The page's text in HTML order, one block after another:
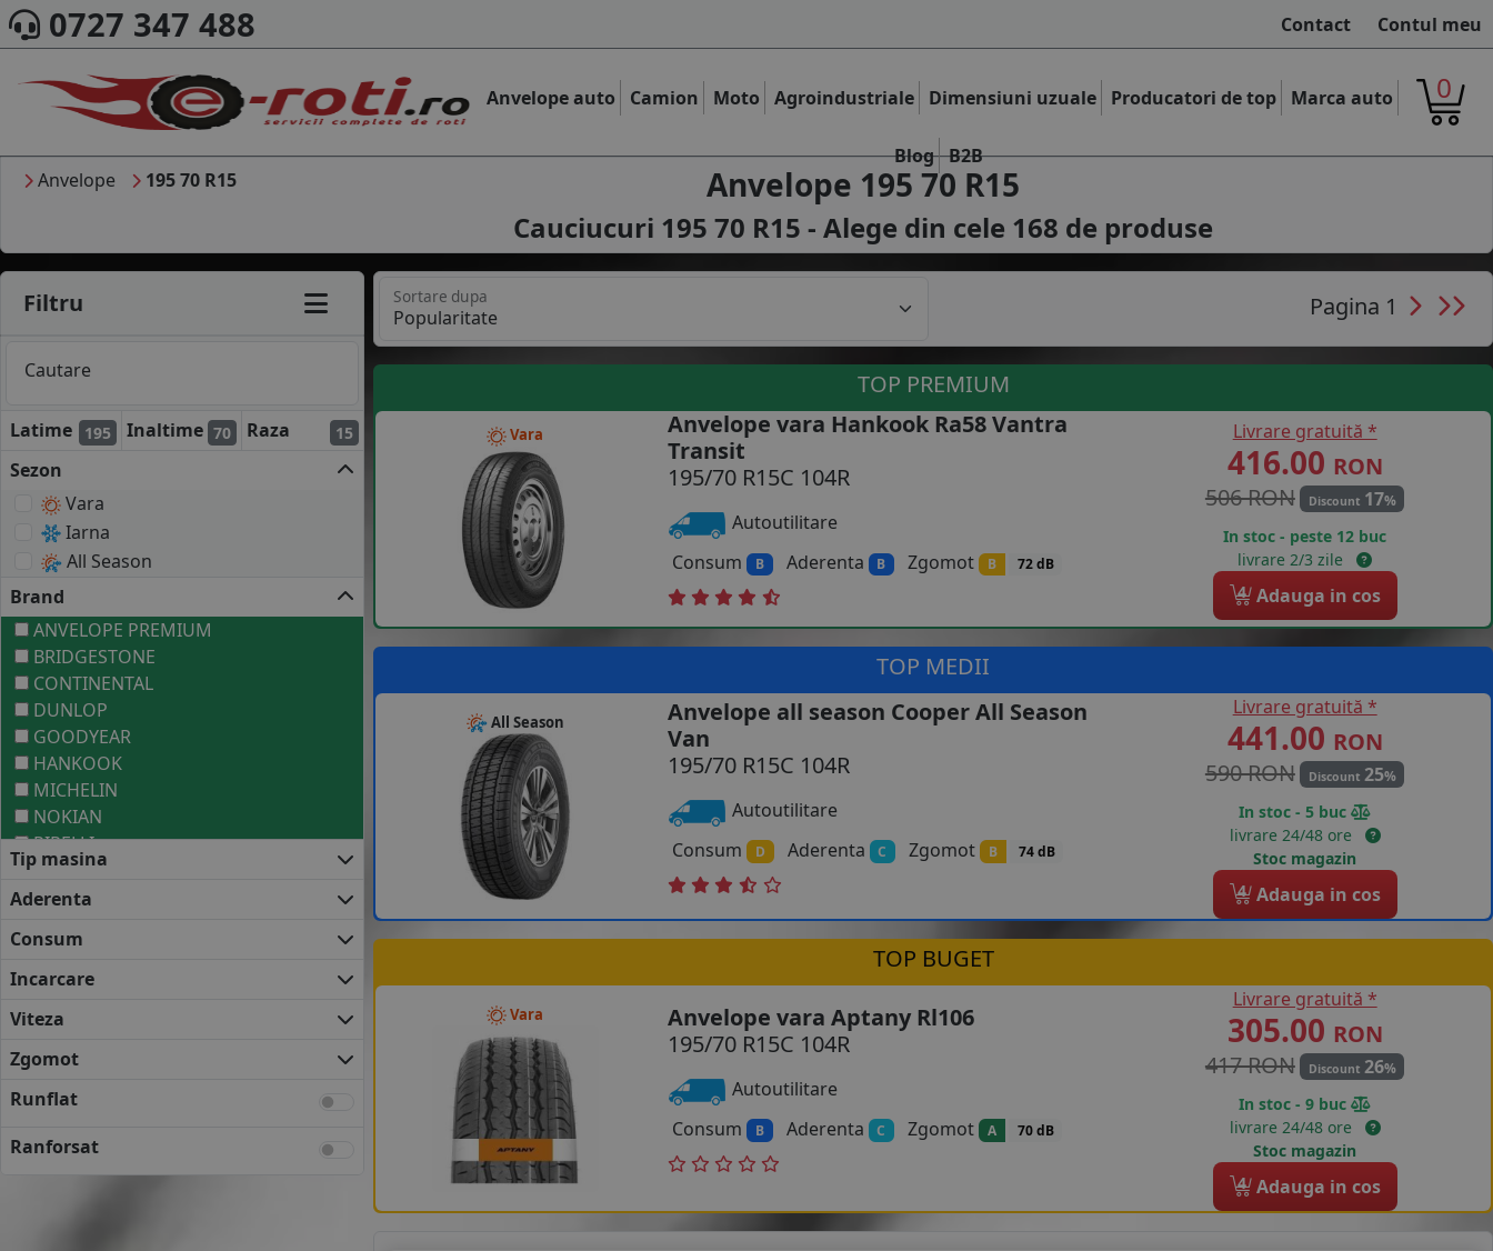
0727 347 488 Contact Contul meu
Anvelope auto Camion Moto Agroindustriale Dimensiuni uzuale Producatori de top Marca auto
Blog B2B
0
Anvelope 195 70 R15 Anvelope 195 70 R15
Cauciucuri 195 70 R15 - Alege din cele 168 de produse
Filtru
Cautare
Latime 195 Inaltime 70 Raza 15
Sezon
Vara
Iarna
All Season
Brand
ANVELOPE PREMIUM
BRIDGESTONE
CONTINENTAL
DUNLOP
GOODYEAR
HANKOOK
MICHELIN
NOKIAN
PIRELLI
ANVELOPE MEDII
BARUM
FALKEN
FIRESTONE
KLEBER
KUMHO
NEXEN
SEMPERIT
Tip masina
Aderenta
Consum
Incarcare
Viteza
Zgomot
Runflat
Ranforsat
Sortare dupa Pagina 1
TOP PREMIUM
Vara
Anvelope vara Hankook Ra58 Vantra
Transit
195/70 R15C 104R
Autoutilitare
Consum
B Aderenta B Zgomot B 72 dB
Livrare gratuită *
416.00 RON
506 RON
Discount 17%
In stoc - peste 12 buc
livrare 2/3 zile
4 Adauga in cos
TOP MEDII
All Season
Anvelope all season Cooper All Season
Van
195/70 R15C 104R
Autoutilitare
Consum
D Aderenta C Zgomot B 74 dB
Livrare gratuită *
441.00 RON
590 RON
Discount 25%
In stoc - 5 buc
livrare 24/48 ore
Stoc magazin
4 Adauga in cos
TOP BUGET
Vara
Anvelope vara Aptany Rl106
195/70 R15C 104R
Autoutilitare
Consum
B Aderenta C Zgomot A 70 dB
Livrare gratuită *
305.00 RON
417 RON
Discount 26%
In stoc - 9 buc
livrare 24/48 ore
Stoc magazin
4 Adauga in cos